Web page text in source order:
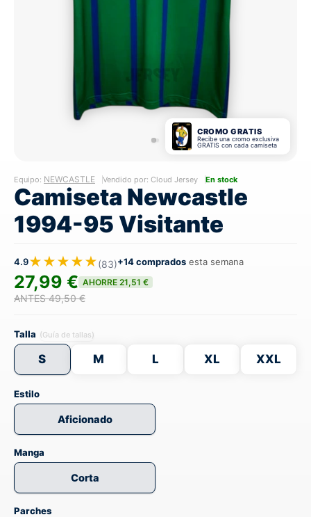
CROMO GRATIS
Recibe una cromo exclusiva
GRATIS con cada camiseta
Equipo: NEWCASTLE Vendido por: Cloud Jersey En stock
Camiseta Newcastle
1994-95 Visitante
4.9★★★★★(83)+14 comprados esta semana
27,99 € AHORRE 21,51 €
ANTES 49,50 €
Talla (Guía de tallas)
S M L XL XXL
Estilo
Aficionado
Manga
Corta
Parches